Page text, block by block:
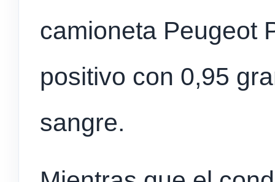
camioneta Peugeot
positivo con 0,95
sangre.